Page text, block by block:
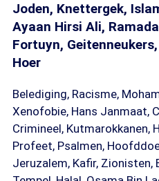
Joden, Knettergek,
Ayaan Hirsi Ali,
Fortuyn,
Hoer
Belediging, Racisme,
Xenofobie, Hans Janmaat,
Crimineel, Kutmarokkanen,
Profeet, Psalmen,
Jeruzalem, Kafir, Zionisten,